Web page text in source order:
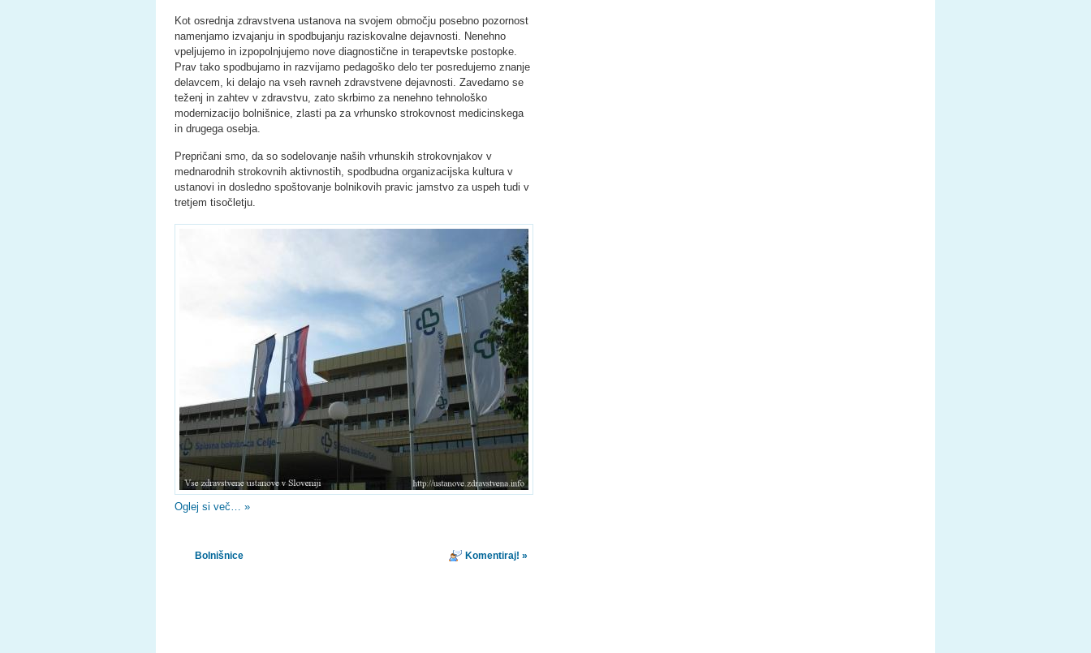
Kot osrednja zdravstvena ustanova na svojem območju posebno pozornost
namenjamo izvajanju in spodbujanju raziskovalne dejavnosti. Nenehno
vpeljujemo in izpopolnjujemo nove diagnostične in terapevtske postopke.
Prav tako spodbujamo in razvijamo pedagoško delo ter posredujemo znanje
delavcem, ki delajo na vseh ravneh zdravstvene dejavnosti. Zavedamo se
teženj in zahtev v zdravstvu, zato skrbimo za nenehno tehnološko
modernizacijo bolnišnice, zlasti pa za vrhunsko strokovnost medicinskega
in drugega osebja.
Prepričani smo, da so sodelovanje naših vrhunskih strokovnjakov v
mednarodnih strokovnih aktivnostih, spodbudna organizacijska kultura v
ustanovi in dosledno spoštovanje bolnikovih pravic jamstvo za uspeh tudi v
tretjem tisočletju.
Oglej si več… »
Bolnišnice Komentiraj! »